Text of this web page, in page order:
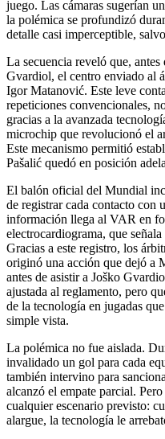
juego. Las cámaras sugerían
la polémica se profundizó
detalle casi imperceptible,
La secuencia reveló que,
Gvardiol, el centro enviado al
Igor Matanović. Este leve
repeticiones convencionales,
gracias a la avanzada
microchip que revolucionó el
Este mecanismo permitió
Pašalić quedó en posición
El balón oficial del Mundial
de registrar cada contacto con
información llega al VAR en
electrocardiograma, que
Gracias a este registro, los
originó una acción que dejó a
antes de asistir a Joško
ajustada al reglamento, pero
de la tecnología en jugadas
simple vista.
La polémica no fue aislada.
invalidado un gol para cada
también intervino para
alcanzó el empate parcial.
cualquier escenario previsto:
alargue, la tecnología le